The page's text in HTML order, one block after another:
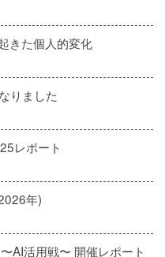
きた個人的変化
りました
レポート
年)
AI活用戦〜 開催レポート